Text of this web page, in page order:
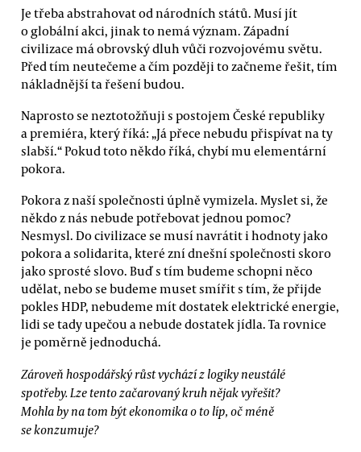
Je třeba abstrahovat od národních států. Musí jít
o globální akci, jinak to nemá význam. Západní
civilizace má obrovský dluh vůči rozvojovému světu.
Před tím neutečeme a čím později to začneme řešit, tím
nákladnější ta řešení budou.
Naprosto se neztotožňuji s postojem České republiky
a premiéra, který říká: „Já přece nebudu přispívat na ty
slabší.“ Pokud toto někdo říká, chybí mu elementární
pokora.
Pokora z naší společnosti úplně vymizela. Myslet si, že
někdo z nás nebude potřebovat jednou pomoc?
Nesmysl. Do civilizace se musí navrátit i hodnoty jako
pokora a solidarita, které zní dnešní společnosti skoro
jako sprosté slovo. Buď s tím budeme schopni něco
udělat, nebo se budeme muset smířit s tím, že přijde
pokles HDP, nebudeme mít dostatek elektrické energie,
lidi se tady upečou a nebude dostatek jídla. Ta rovnice
je poměrně jednoduchá.
Zároveň hospodářský růst vychází z logiky neustálé
spotřeby. Lze tento začarovaný kruh nějak vyřešit?
Mohla by na tom být ekonomika o to líp, oč méně
se konzumuje?